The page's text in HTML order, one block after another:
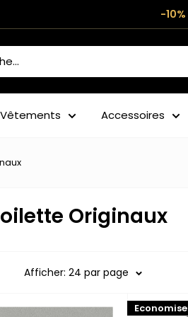
-10%
Vêtements Accessoires
Originaux
Afficher: 24 par page